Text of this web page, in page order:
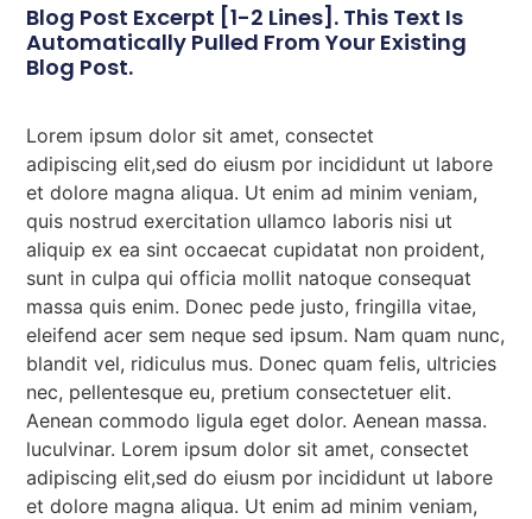
Blog Post Excerpt [1-2 Lines]. This Text Is
Automatically Pulled From Your Existing
Blog Post.
Lorem ipsum dolor sit amet, consectet
adipiscing elit,sed do eiusm por incididunt ut labore
et dolore magna aliqua. Ut enim ad minim veniam,
quis nostrud exercitation ullamco laboris nisi ut
aliquip ex ea sint occaecat cupidatat non proident,
sunt in culpa qui officia mollit natoque consequat
massa quis enim. Donec pede justo, fringilla vitae,
eleifend acer sem neque sed ipsum. Nam quam nunc,
blandit vel, ridiculus mus. Donec quam felis, ultricies
nec, pellentesque eu, pretium consectetuer elit.
Aenean commodo ligula eget dolor. Aenean massa.
luculvinar. Lorem ipsum dolor sit amet, consectet
adipiscing elit,sed do eiusm por incididunt ut labore
et dolore magna aliqua. Ut enim ad minim veniam,